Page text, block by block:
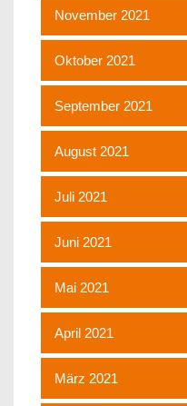
November 2021
Oktober 2021
September 2021
August 2021
Juli 2021
Juni 2021
Mai 2021
April 2021
März 2021